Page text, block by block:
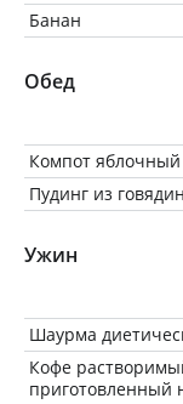
Банан
Обед
Компот
Пудинг из
Ужин
Шаурма
Кофе
приготовленный